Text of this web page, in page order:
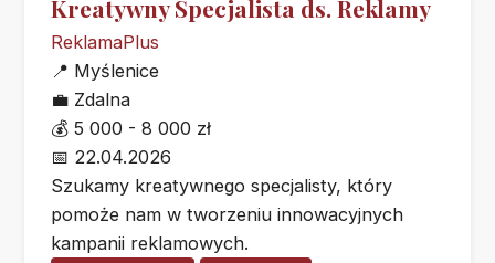
Kreatywny Specjalista ds. Reklamy
ReklamaPlus
📍 Myślenice
💼 Zdalna
💰 5 000 - 8 000 zł
📅 22.04.2026
Szukamy kreatywnego specjalisty, który
pomoże nam w tworzeniu innowacyjnych
kampanii reklamowych.